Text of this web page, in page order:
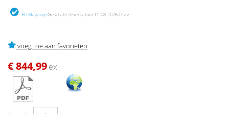
EU MagazijnGeschatte leverdatum 11-08-2026 t.t.v.v.
voeg toe aan favorieten
€ 844,99ex